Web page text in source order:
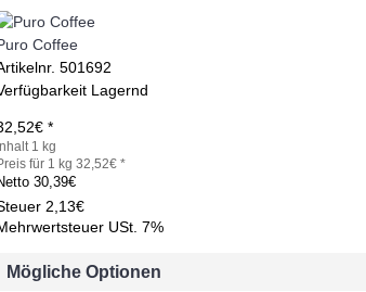
Coffee
501692
Lagernd
*
Inhalt 1 kg
für 1 kg 32,52€ *
30,39€
2,13€
USt. 7%
Mögliche Optionen